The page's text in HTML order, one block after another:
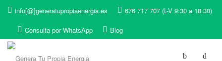
info[@]generatupropiaenergia.es 676 717 707 (L-V 9:30 a 18:30)
Consulta por WhatsApp Blog